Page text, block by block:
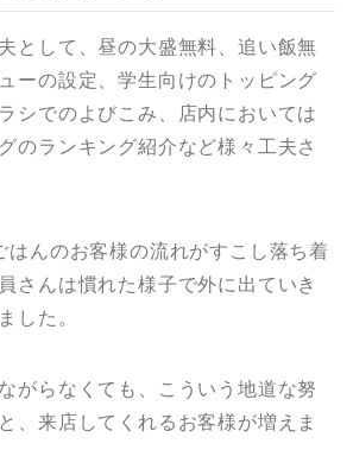
として、昼の大盛無料、追い飯無
ーの設定、学生向けのトッピング
シでのよびこみ、店内においては
のランキング紹介など様々工夫さ
はんのお客様の流れがすこし落ち着
さんは慣れた様子で外に出ていき
した。
がらなくても、こういう地道な努
、来店してくれるお客様が増えま